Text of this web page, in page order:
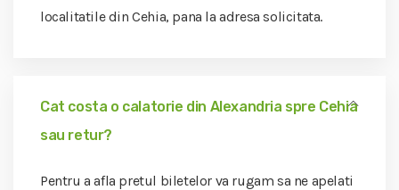
localitatile din Cehia, pana la adresa solicitata.
Cat costa o calatorie din Alexandria spre Cehia
sau retur?
Pentru a afla pretul biletelor va rugam sa ne apelati